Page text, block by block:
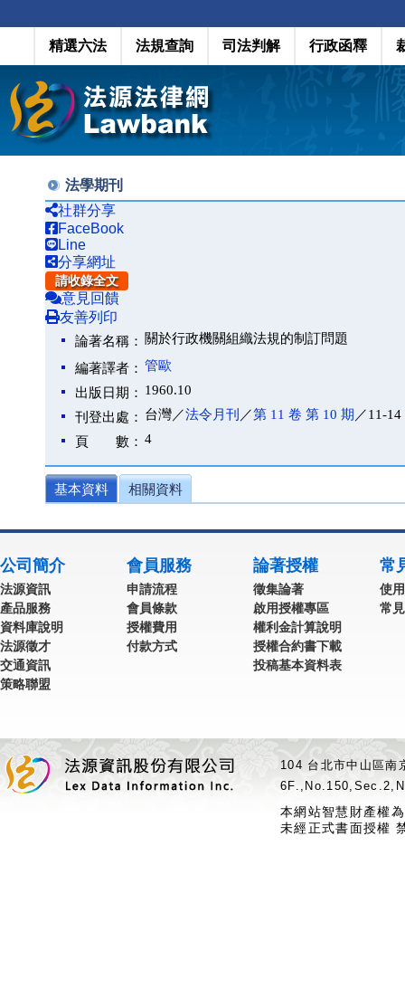
精選六法 法規查詢 司法判解 行政函釋
法學期刊
社群分享
FaceBook
Line
分享網址
請收錄全文
意見回饋
友善列印
論著名稱： 關於行政機關組織法規的制訂問題
編著譯者： 管歐
出版日期： 1960.10
刊登出處： 台灣／法令月刊 ／第 11 卷 第 10 期 ／11-14
頁 數： 4
基本資料 相關資料
公司簡介
法源資訊
產品服務
資料庫說明
法源徵才
交通資訊
策略聯盟
會員服務
申請流程
會員條款
授權費用
付款方式
論著授權
徵集論著
啟用授權專區
權利金計算說明
授權合約書下載
投稿基本資料表
常
使
常
104 台北市中山區
本網站智慧財產權
未經正式書面授權